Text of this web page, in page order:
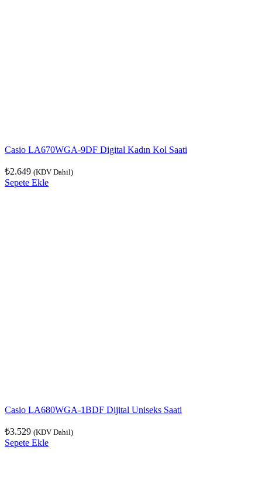
Casio LA670WGA-9DF Digital Kadın Kol Saati
₺2.649 (KDV Dahil)
Sepete Ekle
Casio LA680WGA-1BDF Dijital Uniseks Saati
₺3.529 (KDV Dahil)
Sepete Ekle